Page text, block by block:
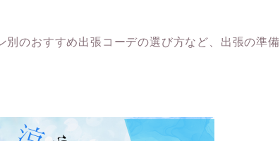
のおすすめ出張コーデの選び方など、出張の準備